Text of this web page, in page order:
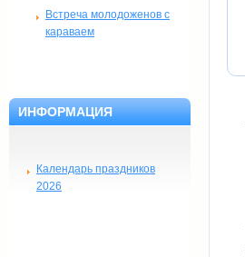
Встреча молодоженов с
караваем
ИНФОРМАЦИЯ
Календарь праздников
2026